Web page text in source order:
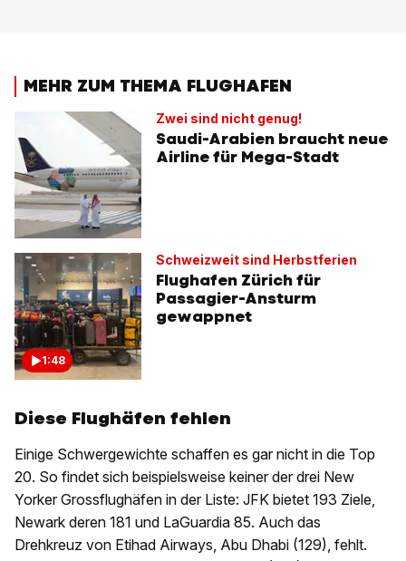
MEHR ZUM THEMA FLUGHAFEN
Zwei sind nicht genug!
Saudi-Arabien braucht neue
Airline für Mega-Stadt
1:48
Schweizweit sind Herbstferien
Flughafen Zürich für
Passagier-Ansturm
gewappnet
Diese Flughäfen fehlen
Einige Schwergewichte schaffen es gar nicht in die Top
20. So findet sich beispielsweise keiner der drei New
Yorker Grossflughäfen in der Liste: JFK bietet 193 Ziele,
Newark deren 181 und LaGuardia 85. Auch das
Drehkreuz von Etihad Airways, Abu Dhabi (129), fehlt.